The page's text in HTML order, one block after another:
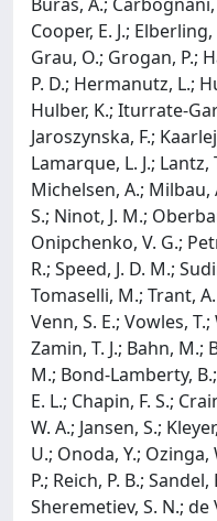
Cooper, E. J.;
Grau, O.; Grogan, P.;
P. D.; Hermanutz, L.;
Hulber, K.; Iturrate-
Jaroszynska, F.;
Lamarque, L. J.; Lantz,
Michelsen, A.; Milbau,
S.; Ninot, J. M.;
Onipchenko, V. G.;
R.; Speed, J. D. M.;
Tomaselli, M.; Trant,
Venn, S. E.; Vowles,
Zamin, T. J.; Bahn, M.;
M.; Bond-Lamberty,
E. L.; Chapin, F. S.;
W. A.; Jansen, S.;
U.; Onoda, Y.; Ozinga,
P.; Reich, P. B.;
Sheremetiev, S. N.; de